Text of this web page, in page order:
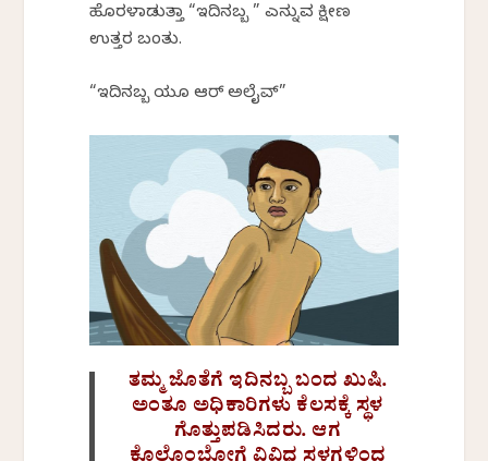
ಹೊರಳಾಡುತ್ತಾ “ಇದಿನಬ್ಬ ” ಎನ್ನುವ ಕ್ಷೀಣ
ಉತ್ತರ ಬಂತು.
“ಇದಿನಬ್ಬ ಯೂ ಆರ್ ಅಲೈವ್”
ತಮ್ಮ ಜೊತೆಗೆ ಇದಿನಬ್ಬ ಬಂದ ಖುಷಿ.
ಅಂತೂ ಅಧಿಕಾರಿಗಳು‌ ಕೆಲಸಕ್ಕೆ ಸ್ಥಳ
ಗೊತ್ತುಪಡಿಸಿದರು. ಆಗ